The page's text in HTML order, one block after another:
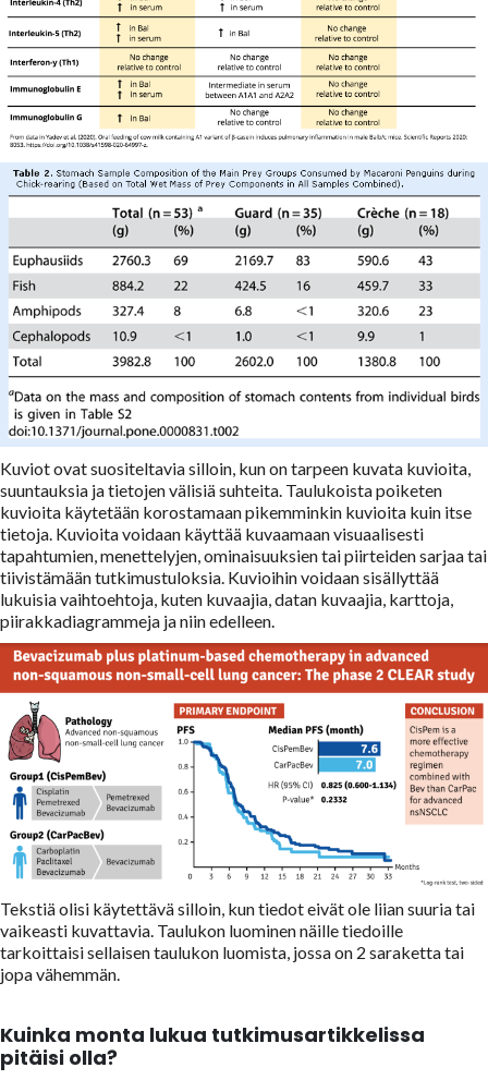
Kuviot ovat suositeltavia silloin, kun on tarpeen kuvata kuvioita,
suuntauksia ja tietojen välisiä suhteita. Taulukoista poiketen
kuvioita käytetään korostamaan pikemminkin kuvioita kuin itse
tietoja. Kuvioita voidaan käyttää kuvaamaan visuaalisesti
tapahtumien, menettelyjen, ominaisuuksien tai piirteiden sarjaa tai
tiivistämään tutkimustuloksia. Kuvioihin voidaan sisällyttää
lukuisia vaihtoehtoja, kuten kuvaajia, datan kuvaajia, karttoja,
piirakkadiagrammeja ja niin edelleen.
Tekstiä olisi käytettävä silloin, kun tiedot eivät ole liian suuria tai
vaikeasti kuvattavia. Taulukon luominen näille tiedoille
tarkoittaisi sellaisen taulukon luomista, jossa on 2 saraketta tai
jopa vähemmän.
Kuinka monta lukua tutkimusartikkelissa
pitäisi olla?